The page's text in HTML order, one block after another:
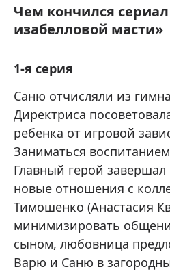
Чем кончился
изабелловой масти»
1-я серия
Саню отчисляли из
Директриса
ребенка от игровой
Заниматься
Главный герой завершал
новые отношения с
Тимошенко (Анастасия
минимизировать
сыном, любовница
Варю и Саню в